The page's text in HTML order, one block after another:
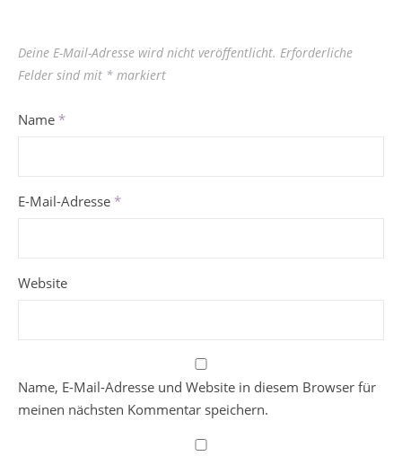
Deine E-Mail-Adresse wird nicht veröffentlicht. Erforderliche
Felder sind mit * markiert
Name *
E-Mail-Adresse *
Website
Name, E-Mail-Adresse und Website in diesem Browser für
meinen nächsten Kommentar speichern.